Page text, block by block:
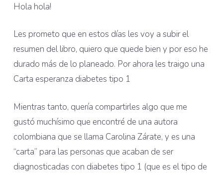
Hola hola!
Les prometo que en estos días les voy a subir el
resumen del libro, quiero que quede bien y por eso he
durado más de lo planeado. Por ahora les traigo una
Carta esperanza diabetes tipo 1
Mientras tanto, quería compartirles algo que me
gustó muchísimo que encontré de una autora
colombiana que se llama Carolina Zárate, y es una
“carta” para las personas que acaban de ser
diagnosticadas con diabetes tipo 1 (que es el tipo de